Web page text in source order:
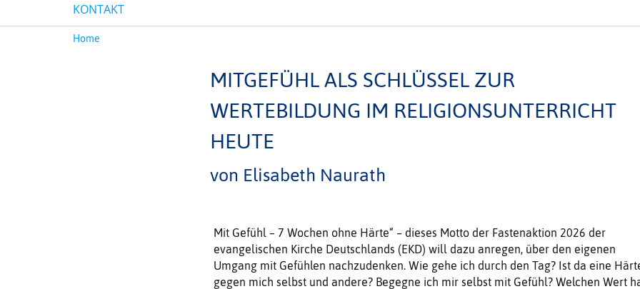
KONTAKT
Home
MITGEFÜHL ALS SCHLÜSSEL ZUR
WERTEBILDUNG IM RELIGIONSUNTERRICHT
HEUTE
von Elisabeth Naurath
Mit Gefühl – 7 Wochen ohne Härte“ – dieses Motto der Fastenaktion 2026 der
evangelischen Kirche Deutschlands (EKD) will dazu anregen, über den eigenen
Umgang mit Gefühlen nachzudenken. Wie gehe ich durch den Tag? Ist da eine
gegen mich selbst und andere? Begegne ich mir selbst mit Gefühl? Welchen Wert